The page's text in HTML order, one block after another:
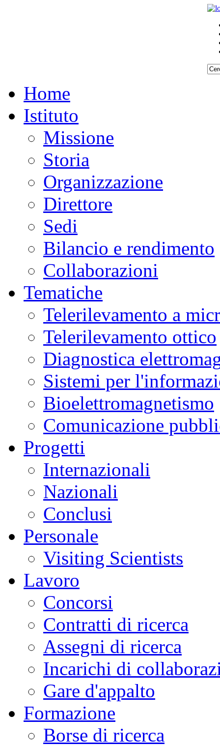
Home
Istituto
Missione
Storia
Organizzazione
Direttore
Sedi
Bilancio e rendimento
Collaborazioni
Tematiche
Telerilevamento a
Telerilevamento ottico
Diagnostica
Sistemi per
Bioelettromagnetismo
Comunicazione
Progetti
Internazionali
Nazionali
Conclusi
Personale
Visiting Scientists
Lavoro
Concorsi
Contratti di ricerca
Assegni di ricerca
Incarichi di
Gare d'appalto
Formazione
Borse di ricerca